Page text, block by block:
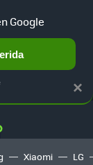
Xiaomi LG
×
Google